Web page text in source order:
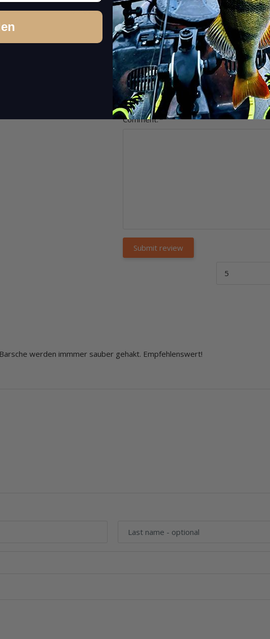
0 Reviews
Name:*
Headline:*
Comment:*
werden immmer sauber gehakt. Empfehlenswert!
Last name - optional